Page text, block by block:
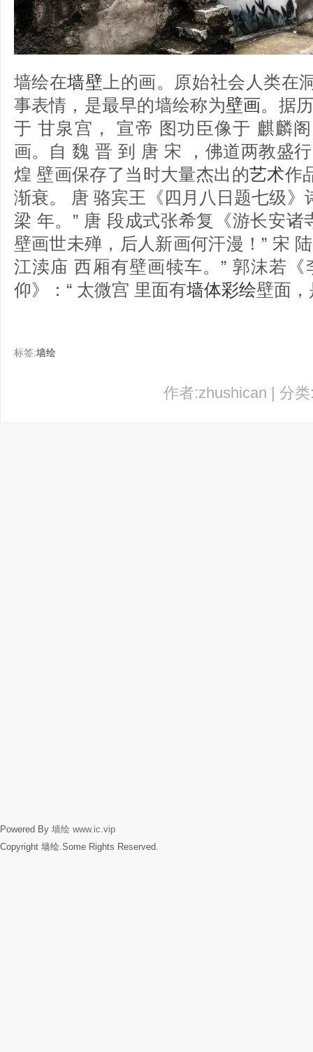
墙绘在墙壁 上的画。原始社会人类在
事表情，是最早的墙绘称为壁画。据
于 甘泉宫， 宣帝 图功臣像于 麒麟
画。自 魏 晋 到 唐 宋 ，佛道两教盛
煌 壁画保存了当时大量杰出的艺术作
渐衰。 唐 骆宾王《四月八日题七级》
梁 年。” 唐 段成式张希复《游长安诸
壁画世未殚，后人新画何汗漫！” 宋
江渎庙 西厢有壁画犊车。” 郭沫若
仰》：“ 太微宫 里面有墙体彩绘壁面，
标签:墙绘
作者:zhushican | 分
Powered By 墙绘 www.ic.vip
Copyright 墙绘.Some Rights Reserved.